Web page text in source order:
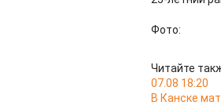
Фото:
Читайте
07.08 18:20
В Канске